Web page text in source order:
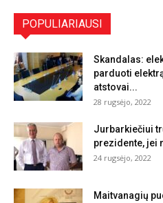
POPULIARIAUSI
Skandalas:
parduoti
atstovai...
28 rugsėjo, 2022
Jurbarkiečiui
prezidente, jei
24 rugsėjo, 2022
Maitvanagių